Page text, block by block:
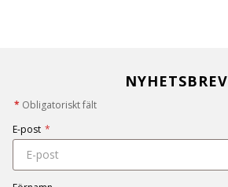
NYHETSBREV
* Obligatoriskt fält
E-post *